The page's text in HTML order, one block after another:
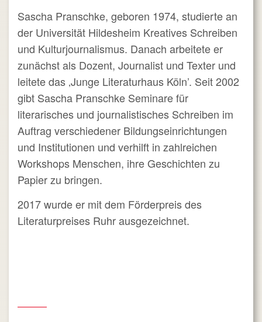
Sascha Pranschke, geboren 1974, studierte an
der Universität Hildesheim Kreatives Schreiben
und Kulturjournalismus. Danach arbeitete er
zunächst als Dozent, Journalist und Texter und
leitete das ‚Junge Literaturhaus Köln’. Seit 2002
gibt Sascha Pranschke Seminare für
literarisches und journalistisches Schreiben im
Auftrag verschiedener Bildungseinrichtungen
und Institutionen und verhilft in zahlreichen
Workshops Menschen, ihre Geschichten zu
Papier zu bringen.
2017 wurde er mit dem Förderpreis des
Literaturpreises Ruhr ausgezeichnet.